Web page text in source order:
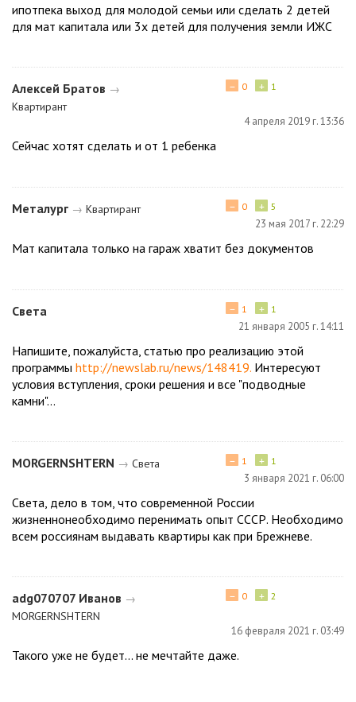
ипотпека выход для молодой семьи или сделать 2 детей
для мат капитала или 3х детей для получения земли ИЖС
Алексей Братов →
Квартирант
+ 1
− 0
4 апреля 2019 г. 13:36
Сейчас хотят сделать и от 1 ребенка
Металург → Квартирант + 5
− 0
23 мая 2017 г. 22:29
Мат капитала только на гараж хватит без документов
Света + 1
− 1
21 января 2005 г. 14:11
Напишите, пожалуйста, статью про реализацию этой
программы http://newslab.ru/news/148419. Интересуют
условия вступления, сроки решения и все "подводные
камни"...
MORGERNSHTERN → Света + 1
− 1
3 января 2021 г. 06:00
Света, дело в том, что современной России
жизненнонеобходимо перенимать опыт СССР. Необходимо
всем россиянам выдавать квартиры как при Брежневе.
adg070707 Иванов →
MORGERNSHTERN
+ 2
− 0
16 февраля 2021 г. 03:49
Такого уже не будет... не мечтайте даже.